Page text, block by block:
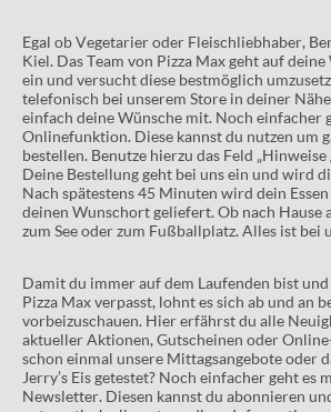
Egal ob Vegetarier oder Fleischliebhaber,
Kiel. Das Team von Pizza Max geht auf
ein und versucht diese bestmöglich
telefonisch bei unserem Store in deiner
einfach deine Wünsche mit. Noch einfacher
Onlinefunktion. Diese kannst du nutzen um
bestellen. Benutze hierzu das Feld „Hinweise
Deine Bestellung geht bei uns ein und wird
Nach spätestens 45 Minuten wird dein
deinen Wunschort geliefert. Ob nach Hause
zum See oder zum Fußballplatz. Alles ist bei
Damit du immer auf dem Laufenden bist
Pizza Max verpasst, lohnt es sich ab und an
vorbeizuschauen. Hier erfährst du alle
aktueller Aktionen, Gutscheinen oder
schon einmal unsere Mittagsangebote oder
Jerry’s Eis getestet? Noch einfacher geht es
Newsletter. Diesen kannst du abonnieren